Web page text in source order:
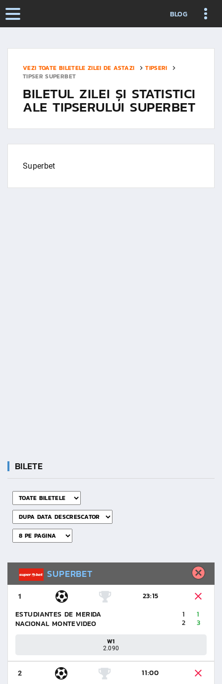
BLOG
VEZI TOATE BILETELE ZILEI DE ASTAZI
TIPSERI
TIPSER SUPERBET
BILETUL ZILEI ȘI STATISTICI
ALE TIPSERULUI SUPERBET
Superbet
BILETE
SUPERBET
1
23:15
ESTUDIANTES DE MERIDA
NACIONAL MONTEVIDEO
1
1
2
3
W1
2.090
2
11:00